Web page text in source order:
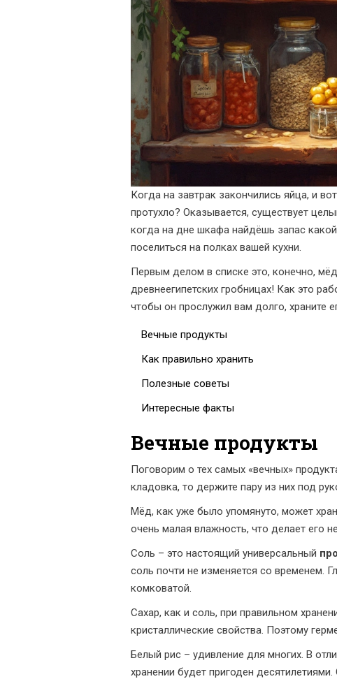
Когда на завтрак закончились яйца, и
протухло? Оказывается, существует
когда на дне шкафа найдёшь запас
поселиться на полках вашей кухни.
Первым делом в списке это, конечно,
древнеегипетских гробницах! Как это
чтобы он прослужил вам долго, храните
Вечные продукты
Как правильно хранить
Полезные советы
Интересные факты
Вечные продукты
Поговорим о тех самых «вечных»
кладовка, то держите пару из них под
Мёд, как уже было упомянуто, может
очень малая влажность, что делает его
Соль – это настоящий универсальный
соль почти не изменяется со временем.
комковатой.
Сахар, как и соль, при правильном
кристаллические свойства. Поэтому
Белый рис – удивление для многих. В
хранении будет пригоден